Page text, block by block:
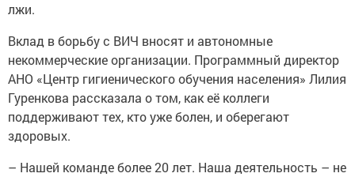
лжи.
Вклад в борьбу с ВИЧ вносят и автономные
некоммерческие организации. Программный директор
АНО «Центр гигиенического обучения населения» Лилия
Гуренкова рассказала о том, как её коллеги
поддерживают тех, кто уже болен, и оберегают
здоровых.
– Нашей команде более 20 лет. Наша деятельность – не